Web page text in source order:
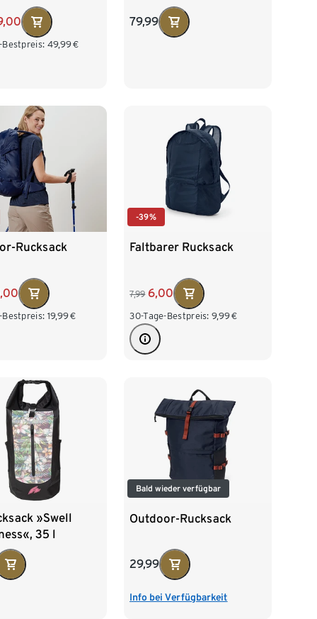
Bestpreis: 49,99€
79,99
Rucksack
Bestpreis: 19,99€
-39%
Faltbarer Rucksack
7,99 6,00
30-Tage-Bestpreis: 9,99€
»Swell
35 l
Bald wieder verfügbar
Outdoor-Rucksack
29,99
Info bei Verfügbarkeit